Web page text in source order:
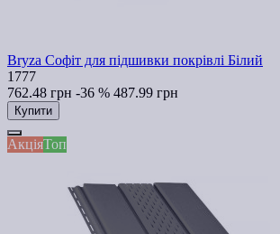
Bryza Софіт для підшивки покрівлі Білий
1777
762.48 грн -36 % 487.99 грн
Купити
АкціяТоп